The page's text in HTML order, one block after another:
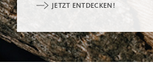
JETZT ENTDECKEN!